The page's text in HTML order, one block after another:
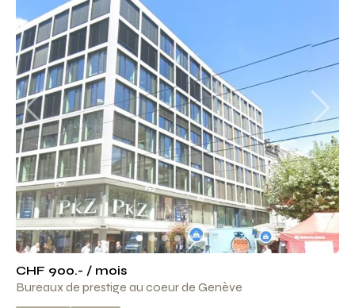
CHF 900.- / mois
Bureaux de prestige au coeur de Genève